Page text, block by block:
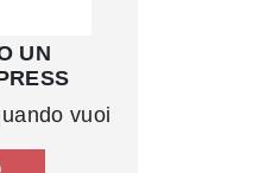
UN
vuoi